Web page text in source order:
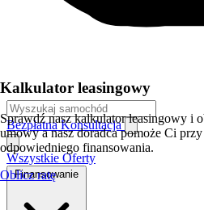
Bezpłatna Konsultacja
Wszystkie Oferty
Finansowanie
Kalkulator leasingowy
Sprawdź nasz kalkulator leasingowy i
umowy a nasz doradca pomoże Ci
odpowiedniego finansowania.
Oblicz ratę